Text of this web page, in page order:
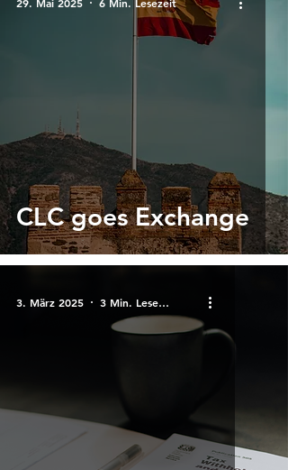
CLC goes Exchange
3. März 2025 3 Min. Lesezeit